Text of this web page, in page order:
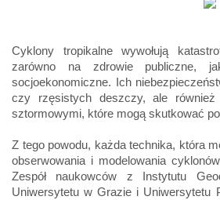
Cyklony tropikalne wywołują
zarówno na zdrowie publiczne,
socjoekonomiczne. Ich
czy rzęsistych deszczy, ale
sztormowymi, które mogą skutkować
Z tego powodu, każda technika, która
obserwowania i modelowania
Zespół naukowców z Instytutu
Uniwersytetu w Grazie i Uniwersytetu